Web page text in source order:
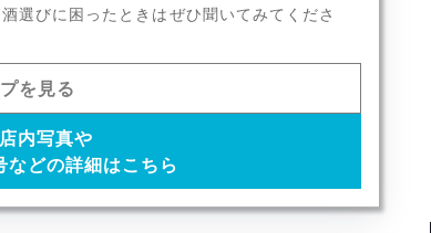
選びに困ったときはぜひ聞いてみてくださ
を見る
内写真や
どの詳細はこちら